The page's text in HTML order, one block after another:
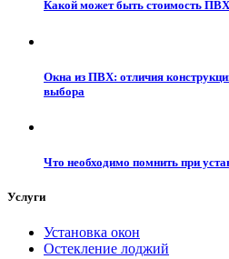
Какой может быть стоимость
Окна из ПВХ: отличия
выбора
Что необходимо помнить при
Услуги
Установка окон
Остекление лоджий